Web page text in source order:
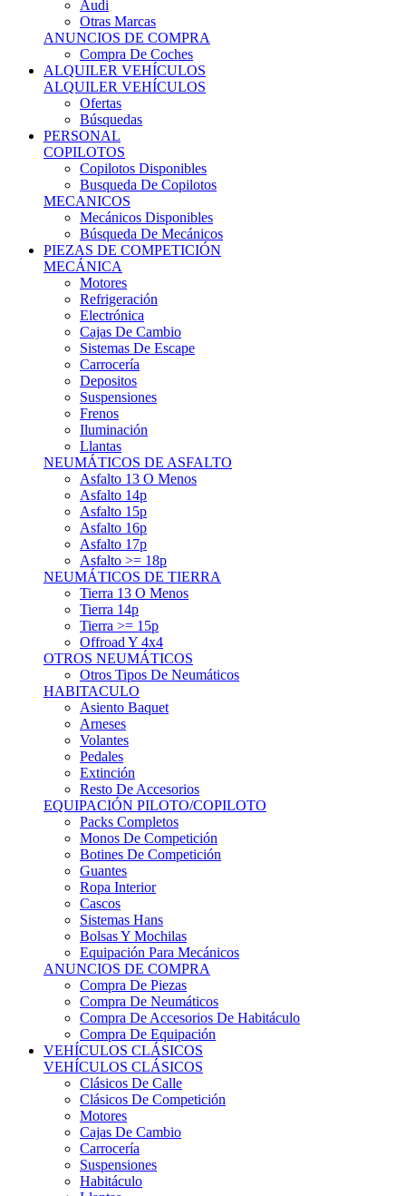
Audi
Otras Marcas
ANUNCIOS DE COMPRA
Compra De Coches
ALQUILER VEHÍCULOS
ALQUILER VEHÍCULOS
Ofertas
Búsquedas
PERSONAL
COPILOTOS
Copilotos Disponibles
Busqueda De Copilotos
MECANICOS
Mecánicos Disponibles
Búsqueda De Mecánicos
PIEZAS DE COMPETICIÓN
MECÁNICA
Motores
Refrigeración
Electrónica
Cajas De Cambio
Sistemas De Escape
Carrocería
Depositos
Suspensiones
Frenos
Iluminación
Llantas
NEUMÁTICOS DE ASFALTO
Asfalto 13 O Menos
Asfalto 14p
Asfalto 15p
Asfalto 16p
Asfalto 17p
Asfalto >= 18p
NEUMÁTICOS DE TIERRA
Tierra 13 O Menos
Tierra 14p
Tierra >= 15p
Offroad Y 4x4
OTROS NEUMÁTICOS
Otros Tipos De Neumáticos
HABITACULO
Asiento Baquet
Arneses
Volantes
Pedales
Extinción
Resto De Accesorios
EQUIPACIÓN PILOTO/COPILOTO
Packs Completos
Monos De Competición
Botines De Competición
Guantes
Ropa Interior
Cascos
Sistemas Hans
Bolsas Y Mochilas
Equipación Para Mecánicos
ANUNCIOS DE COMPRA
Compra De Piezas
Compra De Neumáticos
Compra De Accesorios De Habitáculo
Compra De Equipación
VEHÍCULOS CLÁSICOS
VEHÍCULOS CLÁSICOS
Clásicos De Calle
Clásicos De Competición
Motores
Cajas De Cambio
Carrocería
Suspensiones
Habitáculo